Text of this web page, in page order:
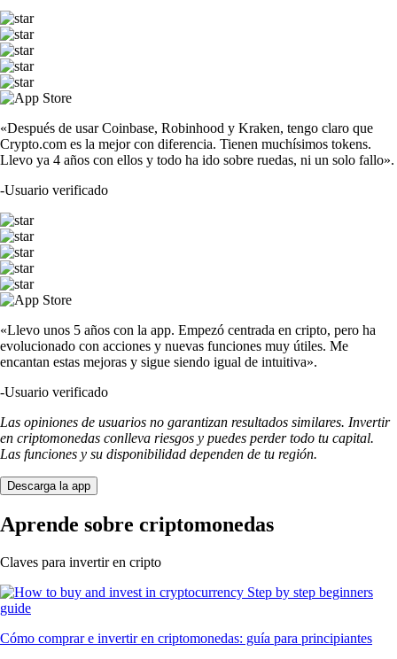
«Después de usar Coinbase, Robinhood y Kraken, tengo claro que
Crypto.com es la mejor con diferencia. Tienen muchísimos tokens.
Llevo ya 4 años con ellos y todo ha ido sobre ruedas, ni un solo fallo».
-Usuario verificado
«Llevo unos 5 años con la app. Empezó centrada en cripto, pero ha
evolucionado con acciones y nuevas funciones muy útiles. Me
encantan estas mejoras y sigue siendo igual de intuitiva».
-Usuario verificado
Las opiniones de usuarios no garantizan resultados similares. Invertir
en criptomonedas conlleva riesgos y puedes perder todo tu capital.
Las funciones y su disponibilidad dependen de tu región.
Descarga la app
Aprende sobre criptomonedas
Claves para invertir en cripto
Cómo comprar e invertir en criptomonedas: guía para principiantes